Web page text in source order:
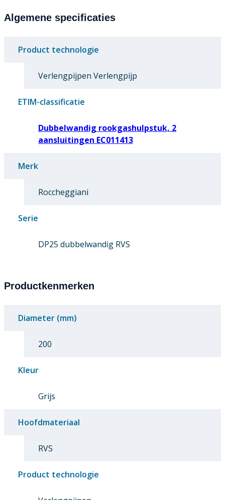
Algemene specificaties
Product technologie
Verlengpijpen Verlengpijp
ETIM-classificatie
Dubbelwandig rookgashulpstuk, 2
aansluitingen EC011413
Merk
Roccheggiani
Serie
DP25 dubbelwandig RVS
Productkenmerken
Diameter (mm)
200
Kleur
Grijs
Hoofdmateriaal
RVS
Product technologie